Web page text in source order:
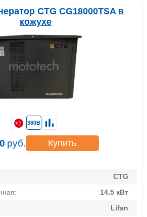
CTG CG18000TSA в
кожухе
CTG
14.5 кВт
Lifan
380В
руб. Купить